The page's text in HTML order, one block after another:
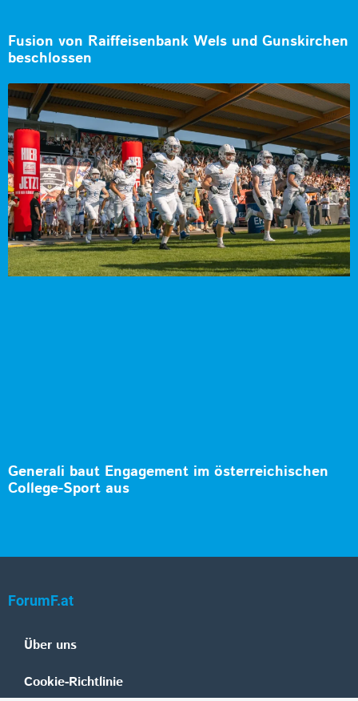
Fusion von Raiffeisenbank Wels und Gunskirchen
beschlossen
Generali baut Engagement im österreichischen
College-Sport aus
ForumF.at
Über uns
Cookie-Richtlinie